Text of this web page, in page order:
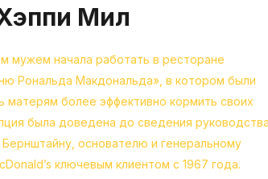
Мил
мужем начала работать в ресторане
Рональда Макдональда», в котором были
более эффективно кормить своих
была доведена до сведения руководства
Бернштайну, основателю и генеральному
ключевым клиентом с 1967 года.